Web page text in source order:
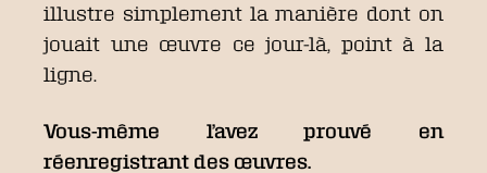
illustre simplement la manière dont on
jouait une œuvre ce jour-là, point à la
ligne.
Vous-même l’avez prouvé en
réenregistrant des œuvres.